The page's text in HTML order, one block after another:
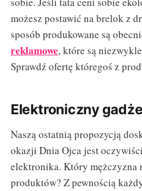
możesz postawić na brelok z
sposób produkowane są
reklamowe, które są
Sprawdź ofertę któregoś z
Elektroniczny
Naszą ostatnią propozycją
okazji Dnia Ojca jest
elektronika. Który mężczyzna
produktów? Z pewnością